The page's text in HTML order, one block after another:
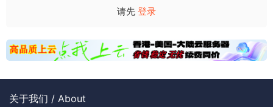
请先 登录
关于我们 / About